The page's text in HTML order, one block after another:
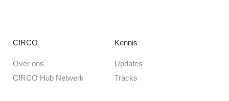
CIRCO
Over ons
CIRCO Hub Netwerk
Kennis
Updates
Tracks